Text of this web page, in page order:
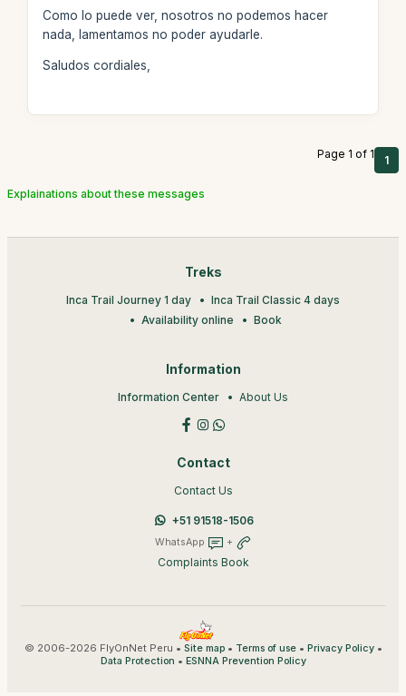
Como lo puede ver, nosotros no podemos hacer
nada, lamentamos no poder ayudarle.
Saludos cordiales,
Page 1 of 1 1
Explainations about these messages
Treks
Inca Trail Journey 1 day
Inca Trail Classic 4 days
Availability online
Book
Information
Information Center About Us
Contact
Contact Us
+51 91518-1506
WhatsApp +
Complaints Book
© 2006-2026 FlyOnNet Peru • Site map• Terms of use• Privacy Policy•
Data Protection • ESNNA Prevention Policy